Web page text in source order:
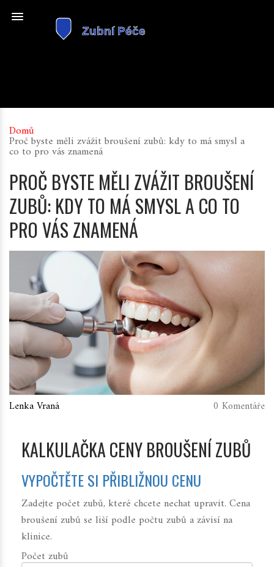
Domů
Proč byste měli zvážit broušení zubů: kdy to má smysl a
co to pro vás znamená
PROČ BYSTE MĚLI ZVÁŽIT BROUŠENÍ
ZUBŮ: KDY TO MÁ SMYSL A CO TO
PRO VÁS ZNAMENÁ
Lenka Vraná 0 Komentáře
KALKULAČKA CENY BROUŠENÍ ZUBŮ
VYPOČTĚTE SI PŘIBLIŽNOU CENU
Zadejte počet zubů, které chcete nechat upravit. Cena
broušení zubů se liší podle počtu zubů a závisí na
klinice.
Počet zubů